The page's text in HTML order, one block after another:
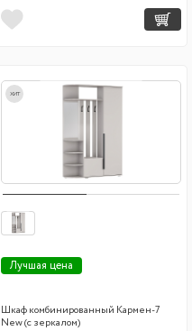
хит
Лучшая цена
Шкаф комбинированный Кармен-7
New (с зеркалом)